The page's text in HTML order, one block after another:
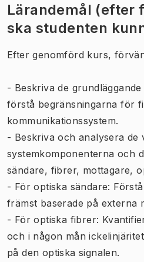
Lärandemål (efter
ska studenten
Efter genomförd kurs,
- Beskriva de
förstå begränsningarna för
kommunikationssystem.
- Beskriva och analysera de
systemkomponenterna och
sändare, fibrer, mottagare,
- För optiska sändare:
främst baserade på externa
- För optiska fibrer:
och i någon mån
på den optiska signalen.